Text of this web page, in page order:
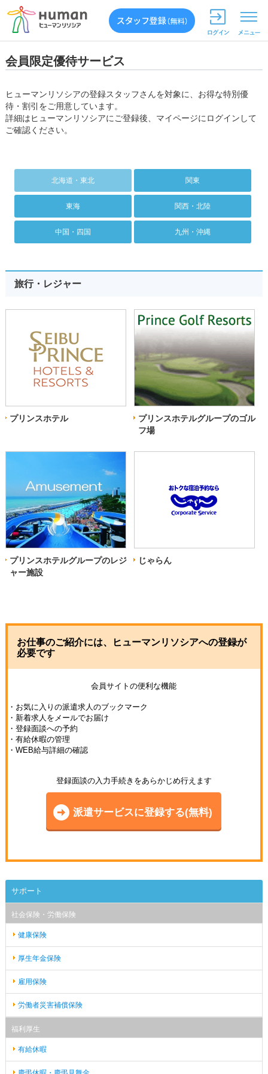
会員限定優待サービス
ヒューマンリソシアの登録スタッフさんを対象に、お得な特別優
待・割引をご用意しています。
詳細はヒューマンリソシアにご登録後、マイページにログインして
ご確認ください。
北海道・東北 関東
東海 関西・北陸
中国・四国 九州・沖縄
旅行・レジャー
プリンスホテル
プリンスホテルグループのゴル
フ場
プリンスホテルグループのレジ
ャー施設
じゃらん
お仕事のご紹介には、ヒューマンリソシアへの登録が
必要です
会員サイトの便利な機能
・お気に入りの派遣求人のブックマーク
・新着求人をメールでお届け
・登録面談への予約
・有給休暇の管理
・WEB給与詳細の確認
登録面談の入力手続きをあらかじめ行えます
派遣サービスに登録する(無料)
サポート
社会保険・労働保険
健康保険
厚生年金保険
雇用保険
労働者災害補償保険
福利厚生
有給休暇